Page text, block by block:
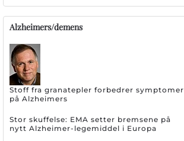
Alzheimers/demens
Stoff fra granatepler forbedrer symptomer
på Alzheimers
Stor skuffelse: EMA setter bremsene på
nytt Alzheimer-legemiddel i Europa